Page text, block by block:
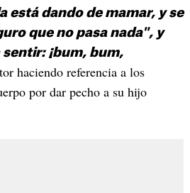
está dando de mamar, y se
que no pasa nada", y
¡bum, bum,
haciendo referencia a los
por dar pecho a su hijo